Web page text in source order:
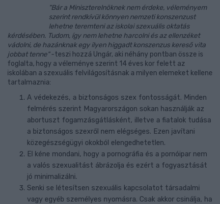
"Bár a Miniszterelnöknek nem érdeke, véleményem
szerint rendkívül könnyen nemzeti konszenzust
lehetne teremteni az iskolai szexuális oktatás
kérdésében. Tudom, így nem lehetne harcolni és az ellenzéket
vádolni, de hazánknak egy ilyen higgadt konszenzus kereső vita
jobbat tenne"-teszi hozzá Ungár, aki néhány pontban össze is
foglalta, hogy a véleménye szerint 14 éves kor felett az
iskolában a szexuális felvilágosításnak a milyen elemeket kellene
tartalmaznia:
A védekezés, a biztonságos szex fontosságát. Minden
felmérés szerint Magyarországon sokan használják az
abortuszt fogamzásgátlásként, illetve a fiatalok tudása
a biztonságos szexről nem elégséges. Ezen javítani
közegészségügyi okokból elengedhetetlen.
El kéne mondani, hogy a pornográfia és a pornóipar nem
a valós szexualitást ábrázolja és ezért a fogyasztását
jó minimalizálni.
Senki se létesítsen szexuális kapcsolatot társadalmi
vagy egyéb személyes nyomásra. Csak akkor csinálja, ha